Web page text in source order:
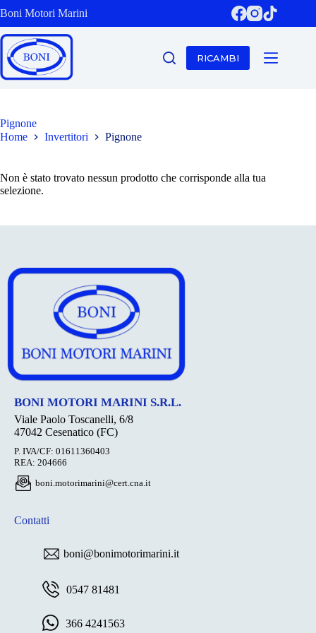
al
contenuto
Boni Motori Marini
RICAMBI
Pignone
Home
Invertitori Pignone
Non è stato trovato nessun prodotto che corrisponde alla tua
selezione.
BONI MOTORI MARINI S.R.L.
Viale Paolo Toscanelli, 6/8
47042 Cesenatico (FC)
P. IVA/CF: 01611360403
REA: 204666
boni.motorimarini@cert.cna.it
Contatti
boni@bonimotorimarini.it
0547 81481
366 4241563